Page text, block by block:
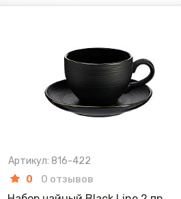
Артикул: 816-422
0
0 отзывов